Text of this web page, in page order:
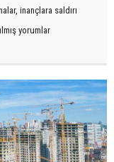
inançlara saldırı
yorumlar